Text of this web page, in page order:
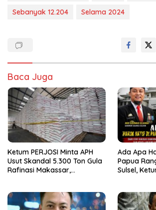
Sebanyak 12.204 Selama 2024
Baca Juga
Ketum PERJOSI Minta APH
Usut Skandal 5.300 Ton Gula
Rafinasi Makassar,
Ada Apa
Papua
Sulsel,